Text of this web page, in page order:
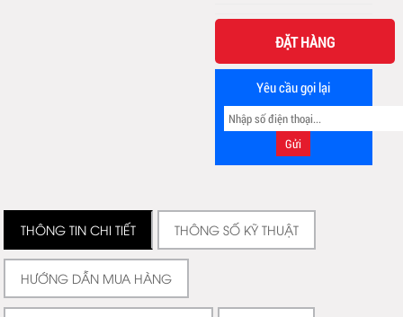
ĐẶT HÀNG
Yêu cầu gọi lại
THÔNG TIN CHI TIẾT THÔNG SỐ KỸ THUẬT
HƯỚNG DẪN MUA HÀNG